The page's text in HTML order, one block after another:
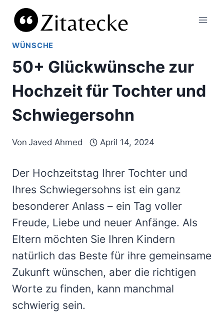
Zum
Inhalt
springen
WÜNSCHE
50+ Glückwünsche zur
Hochzeit für Tochter und
Schwiegersohn
Von Javed Ahmed April 14, 2024
Der Hochzeitstag Ihrer Tochter und
Ihres Schwiegersohns ist ein ganz
besonderer Anlass – ein Tag voller
Freude, Liebe und neuer Anfänge. Als
Eltern möchten Sie Ihren Kindern
natürlich das Beste für ihre gemeinsame
Zukunft wünschen, aber die richtigen
Worte zu finden, kann manchmal
schwierig sein.